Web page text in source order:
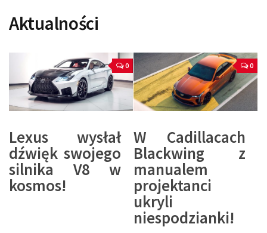
Aktualności
0
Lexus wysłał
dźwięk swojego
silnika V8 w
kosmos!
0
W Cadillacach
Blackwing z
manualem
projektanci
ukryli
niespodzianki!